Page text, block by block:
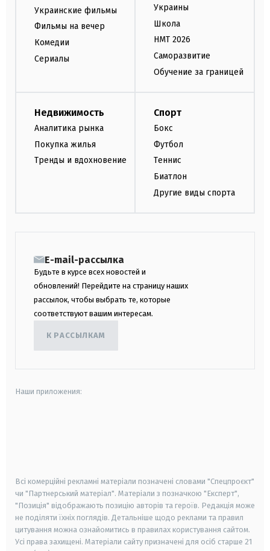
Украинские фильмы
Фильмы на вечер
Комедии
Сериалы
Украины
Школа
НМТ 2026
Саморазвитие
Обучение за границей
Недвижимость
Аналитика рынка
Покупка жилья
Тренды и вдохновение
Спорт
Бокс
Футбол
Теннис
Биатлон
Другие виды спорта
E-mail-рассылка
Будьте в курсе всех новостей и
обновлений! Перейдите на страницу наших
рассылок, чтобы выбрать те, которые
соответствуют вашим интересам.
К РАССЫЛКАМ
Наши приложения:
Всі комерційні рекламні матеріали позначені словами "Спецпроєкт"
чи "Партнерський матеріал". Матеріали з позначкою "Експерт",
"Позиція" відображають позицію авторів та героїв. Редакція може
не поділяти їхніх поглядів. Детальніше щодо реклами та правил
цитування можна ознайомитись в правилах користування сайтом.
Усі права захищені. Матеріали сайту призначені для осіб старше 21